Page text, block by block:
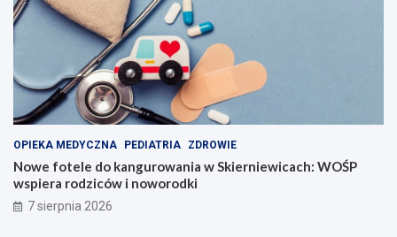
OPIEKA MEDYCZNA PEDIATRIA ZDROWIE
Nowe fotele do kangurowania w Skierniewicach: WOŚP
wspiera rodziców i noworodki
7 sierpnia 2026